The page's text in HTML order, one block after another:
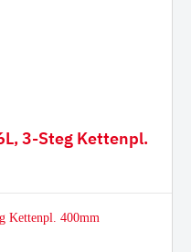
3-Steg Kettenpl.